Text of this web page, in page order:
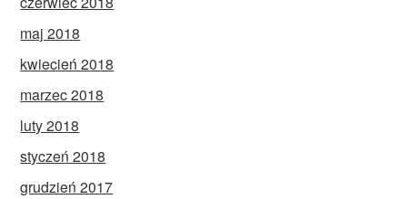
maj 2018
kwiecień 2018
marzec 2018
luty 2018
styczeń 2018
grudzień 2017